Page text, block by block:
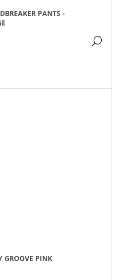
PANTS -
GROOVE PINK